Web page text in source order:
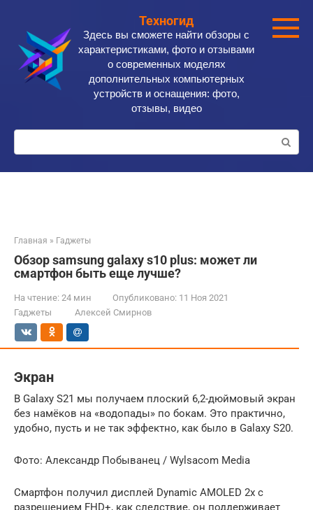
контенту
Техногид
Здесь вы сможете найти обзоры с
характеристиками, фото и отзывами
о современных моделях
дополнительных компьютерных
устройств и оснащения: фото,
отзывы, видео
Поиск:
Главная » Гаджеты
Обзор samsung galaxy s10 plus: может ли
смартфон быть еще лучше?
На чтение: 24 мин Опубликовано: 11 Ноя 2021
Гаджеты
Алексей Смирнов
Экран
В Galaxy S21 мы получаем плоский 6,2-дюймовый экран
без намёков на «водопады» по бокам. Это практично,
удобно, пусть и не так эффектно, как было в Galaxy S20.
Фото: Александр Побыванец / Wylsacom Media
Смартфон получил дисплей Dynamic AMOLED 2x с
разрешением FHD+, как следствие, он поддерживает